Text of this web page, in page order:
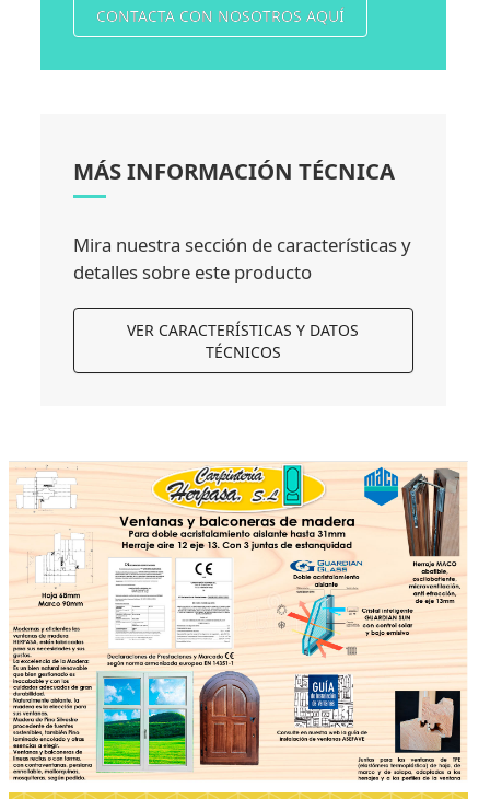
CONTACTA CON NOSOTROS AQUÍ
MÁS INFORMACIÓN TÉCNICA
Mira nuestra sección de características y
detalles sobre este producto
VER CARACTERÍSTICAS Y DATOS
TÉCNICOS